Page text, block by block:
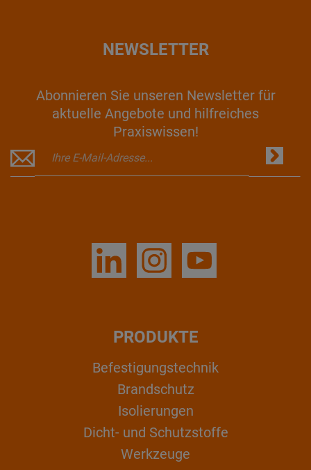
NEWSLETTER
Abonnieren Sie unseren Newsletter für
aktuelle Angebote und hilfreiches
Praxiswissen!
PRODUKTE
Befestigungstechnik
Brandschutz
Isolierungen
Dicht- und Schutzstoffe
Werkzeuge